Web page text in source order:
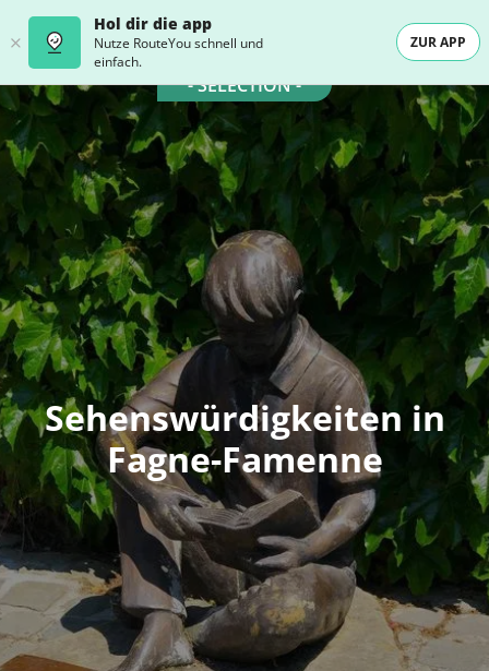
Hol dir die app
Nutze RouteYou schnell und
einfach.
ZUR APP
- SELECTION -
Sehenswürdigkeiten in
Fagne-Famenne